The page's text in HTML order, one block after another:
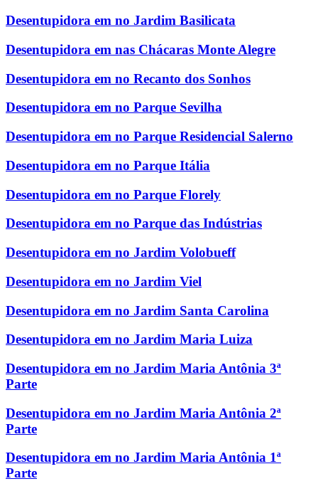
Desentupidora em no Jardim Basilicata
Desentupidora em nas Chácaras Monte Alegre
Desentupidora em no Recanto dos Sonhos
Desentupidora em no Parque Sevilha
Desentupidora em no Parque Residencial Salerno
Desentupidora em no Parque Itália
Desentupidora em no Parque Florely
Desentupidora em no Parque das Indústrias
Desentupidora em no Jardim Volobueff
Desentupidora em no Jardim Viel
Desentupidora em no Jardim Santa Carolina
Desentupidora em no Jardim Maria Luiza
Desentupidora em no Jardim Maria Antônia 3ª
Parte
Desentupidora em no Jardim Maria Antônia 2ª
Parte
Desentupidora em no Jardim Maria Antônia 1ª
Parte